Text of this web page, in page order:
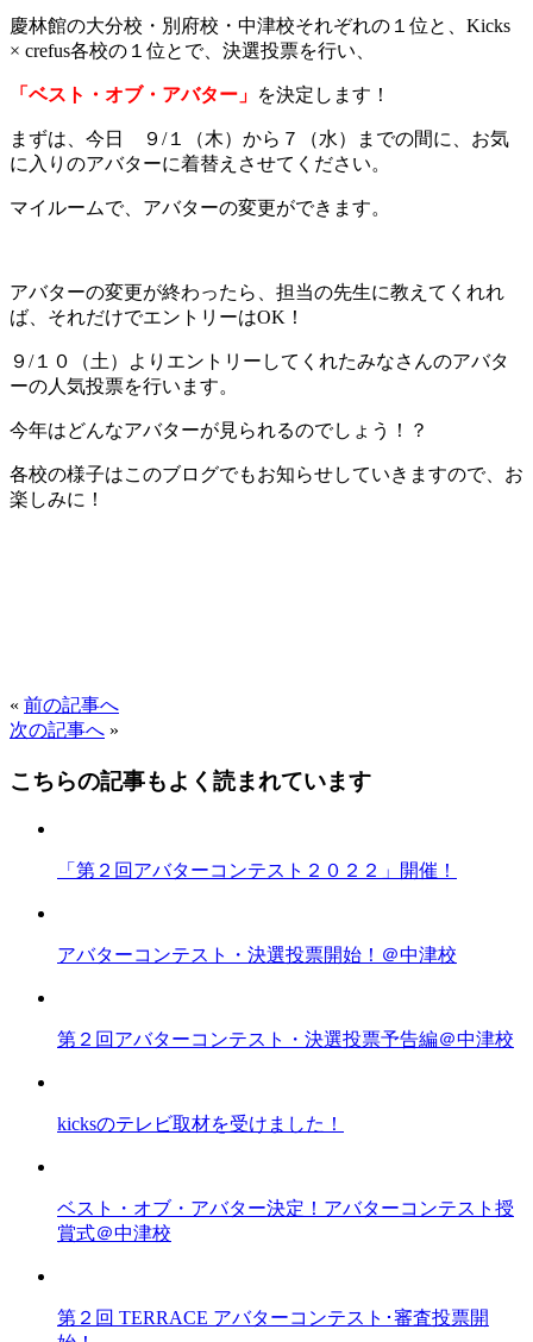
慶林館の大分校・別府校・中津校それぞれの１位と、Kicks
× crefus各校の１位とで、決選投票を行い、
「ベスト・オブ・アバター」 を決定します！
まずは、今日 ９/１（木）から７（水）までの間に、お気
に入りのアバターに着替えさせてください。
マイルームで、アバターの変更ができます。
アバターの変更が終わったら、担当の先生に教えてくれれ
ば、それだけでエントリーはOK！
９/１０（土）よりエントリーしてくれたみなさんのアバタ
ーの人気投票を行います。
今年はどんなアバターが見られるのでしょう！？
各校の様子はこのブログでもお知らせしていきますので、お
楽しみに！
« 前の記事へ
次の記事へ »
こちらの記事もよく読まれています
「第２回アバターコンテスト２０２２」開催！
アバターコンテスト・決選投票開始！＠中津校
第２回アバターコンテスト・決選投票予告編＠中津校
kicksのテレビ取材を受けました！
ベスト・オブ・アバター決定！アバターコンテスト授
賞式＠中津校
第２回 TERRACE アバターコンテスト･審査投票開